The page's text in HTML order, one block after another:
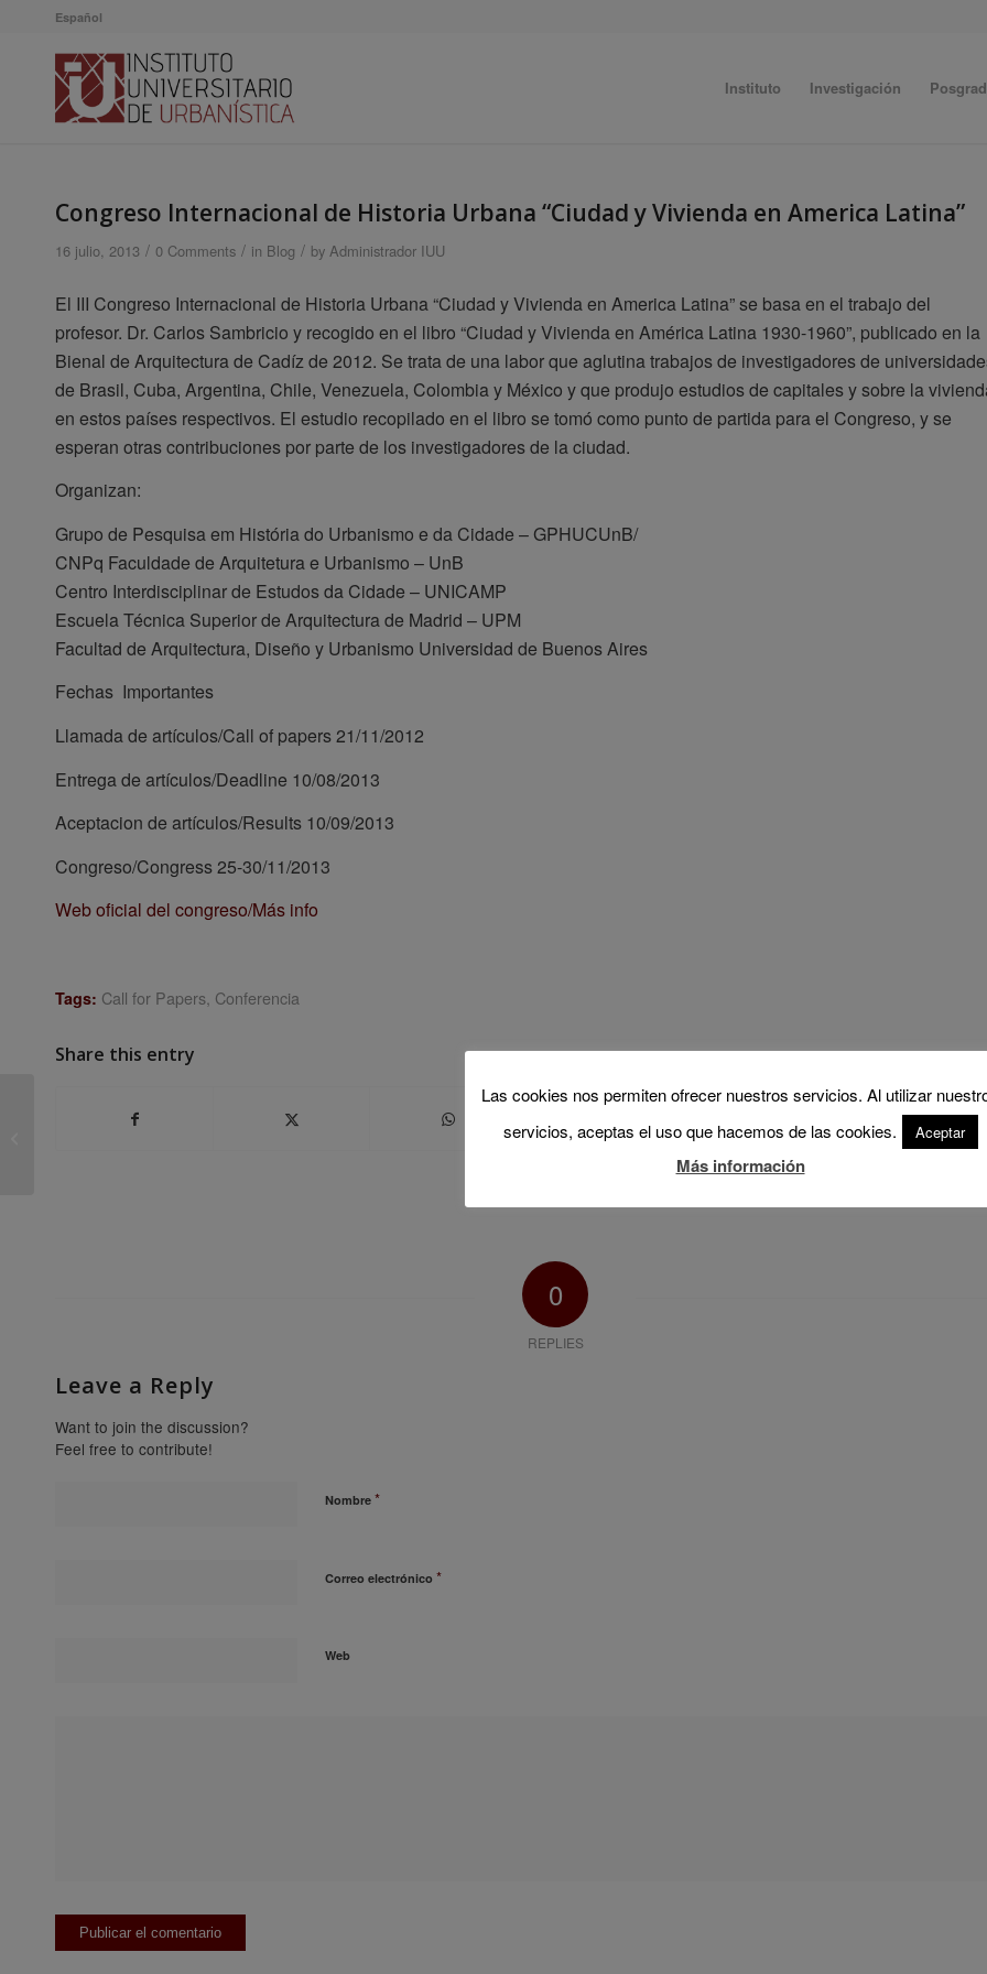
Español
Instituto Investigación
Congreso Internacional de Historia Urbana “Ciudad y Vivienda en America Latina”
16 julio, 2013 / 0 Comments / in Blog / by Administrador IUU
El III Congreso Internacional de Historia Urbana “Ciudad y Vivienda en America Latina” se basa en el trabajo del
profesor. Dr. Carlos Sambricio y recogido en el libro “Ciudad y Vivienda en América Latina 1930-1960”, publicado en la
Bienal de Arquitectura de Cadíz de 2012. Se trata de una labor que aglutina trabajos de investigadores de
de Brasil, Cuba, Argentina, Chile, Venezuela, Colombia y México y que produjo estudios de capitales y sobre la
en estos países respectivos. El estudio recopilado en el libro se tomó como punto de partida para el Congreso, y se
esperan otras contribuciones por parte de los investigadores de la ciudad.
Organizan:
Grupo de Pesquisa em História do Urbanismo e da Cidade – GPHUCUnB/
CNPq Faculdade de Arquitetura e Urbanismo – UnB
Centro Interdisciplinar de Estudos da Cidade – UNICAMP
Escuela Técnica Superior de Arquitectura de Madrid – UPM
Facultad de Arquitectura, Diseño y Urbanismo Universidad de Buenos Aires
Fechas Importantes
Llamada de artículos/Call of papers 21/11/2012
Entrega de artículos/Deadline 10/08/2013
Aceptacion de artículos/Results 10/09/2013
Congreso/Congress 25-30/11/2013
Web oficial del congreso/Más info
Tags: Call for Papers Conferencia
Share this entry
0
REPLIES
Leave a Reply
Want to join the discussion?
Feel free to contribute!
Nombre *
Correo electrónico *
Web
Las cookies nos permiten ofrecer nuestros servicios. Al utilizar
servicios, aceptas el uso que hacemos de las cookies.
Aceptar
Más información